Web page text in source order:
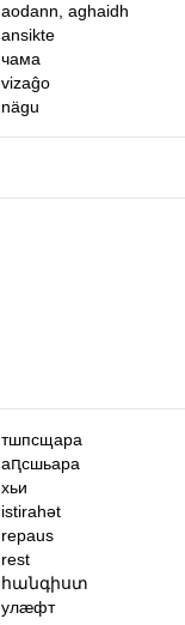
aodann, aghaidh
ansikte
чама
vizaĝo
nägu
тшпсщара
аԥсшьара
хьи
istirahət
repaus
rest
հանգիստ
улӕфт